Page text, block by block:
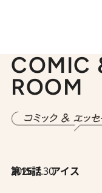
COMIC
ROOM
2026.7.30
第15話 アイス